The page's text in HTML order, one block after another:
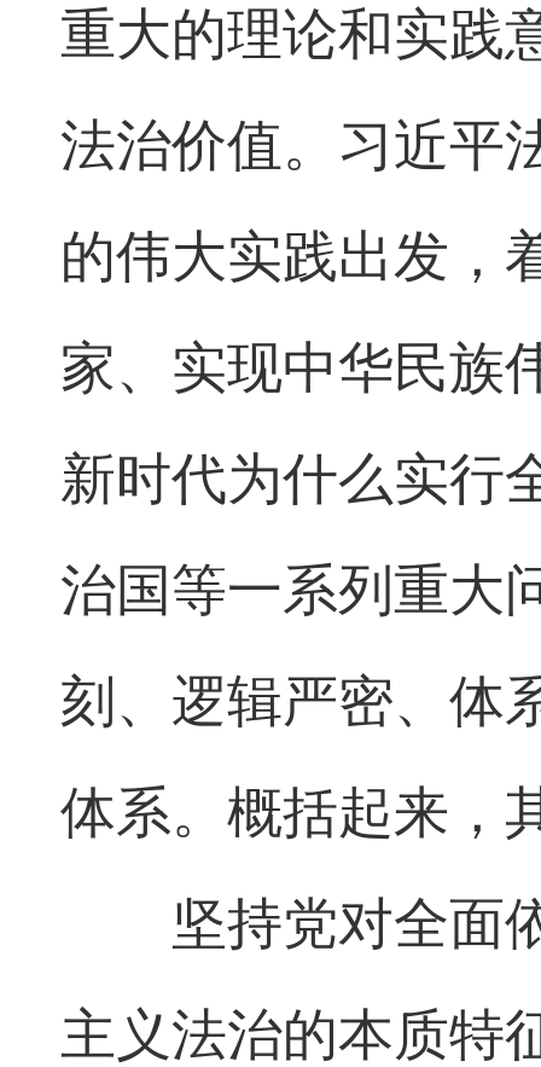
重大的理论和实践
法治价值。习近平
的伟大实践出发，
家、实现中华民族
新时代为什么实行
治国等一系列重大
刻、逻辑严密、体
体系。概括起来，
坚持党对全面
主义法治的本质特